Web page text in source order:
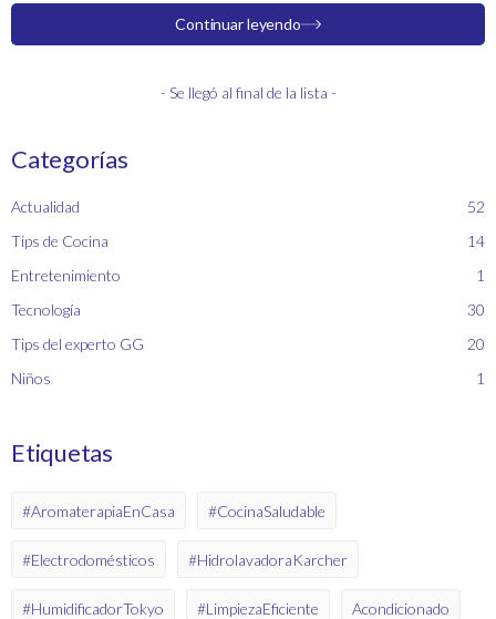
Continuar leyendo
- Se llegó al final de la lista -
Categorías
Actualidad
52
Tips de Cocina
14
Entretenimiento
1
Tecnología
30
Tips del experto GG
20
Niños
1
Etiquetas
#AromaterapiaEnCasa #CocinaSaludable
#Electrodomésticos #HidrolavadoraKarcher
#HumidificadorTokyo #LimpiezaEficiente Acondicionado